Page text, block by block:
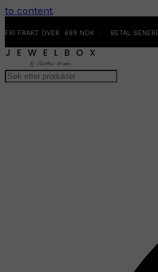
to content
FRI FRAKT OVER 699 NOK . BETAL